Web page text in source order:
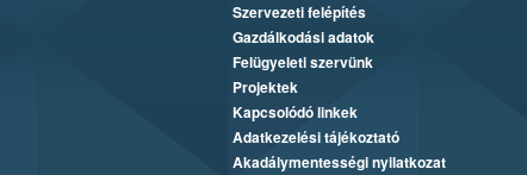
Szervezeti felépítés
Gazdálkodási adatok
Felügyeleti szervünk
Projektek
Kapcsolódó linkek
Adatkezelési tájékoztató
Akadálymentességi nyilatkozat